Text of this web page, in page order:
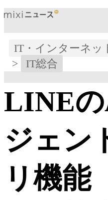
IT・インターネッ
>
IT総合
LINE
ジェン
リ機